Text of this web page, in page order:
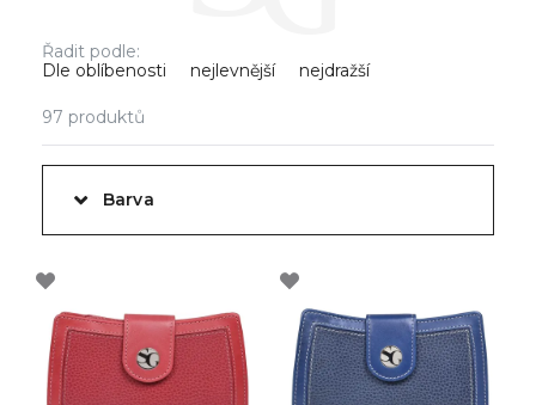
Řadit podle:
Dle oblíbenosti
nejlevnější nejdražší
97 produktů
Barva